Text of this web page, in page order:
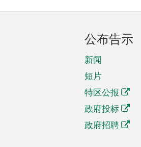
公布告示
新闻
短片
特区公报
政府投标
政府招聘